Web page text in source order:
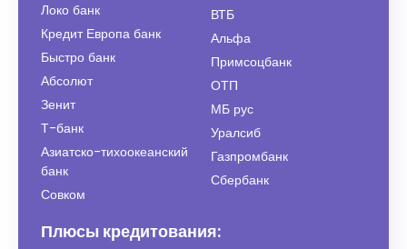
Локо банк
Кредит Европа банк
Быстро банк
Абсолют
Зенит
Т-банк
Азиатско-тихоокеанский
банк
Совком
ВТБ
Альфа
Примсоцбанк
ОТП
МБ рус
Уралсиб
Газпромбанк
Сбербанк
Плюсы кредитования: